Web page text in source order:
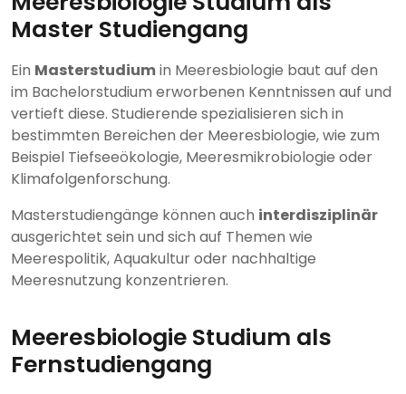
Master Studiengang
Ein Masterstudiumin Meeresbiologie baut auf den
im Bachelorstudium erworbenen Kenntnissen auf und
vertieft diese. Studierende spezialisieren sich in
bestimmten Bereichen der Meeresbiologie, wie zum
Beispiel Tiefseeökologie, Meeresmikrobiologie oder
Klimafolgenforschung.
Masterstudiengänge können auch interdisziplinär
ausgerichtet sein und sich auf Themen wie
Meerespolitik, Aquakultur oder nachhaltige
Meeresnutzung konzentrieren.
Meeresbiologie Studium als
Fernstudiengang